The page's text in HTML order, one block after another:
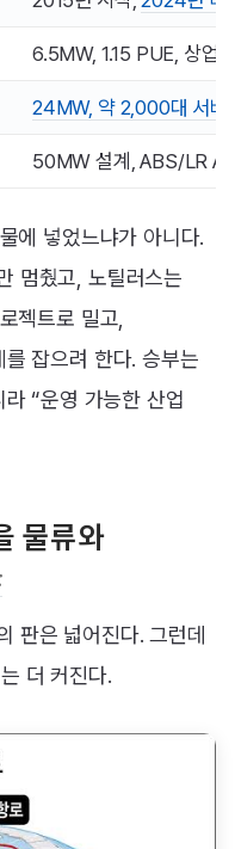
6.5MW, 1.15 PUE, 상업
24MW, 약 2,000대 서버
50MW 설계, ABS/LR
에 넣었느냐가 아니다.
멈췄고, 노틸러스는
젝트로 밀고,
잡으려 한다. 승부는
“운영 가능한 산업
물류와
판은 넓어진다. 그런데
더 커진다.